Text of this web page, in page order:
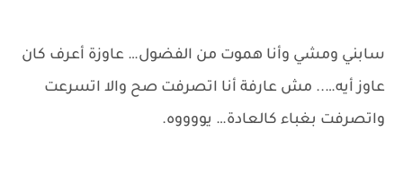
سابني ومشي وأنا هموت من الفضول… عاوزة أعرف كان
عاوز أيه….. مش عارفة أنا اتصرفت صح والا اتسرعت
واتصرفت بغباء كالعادة… يووووه.